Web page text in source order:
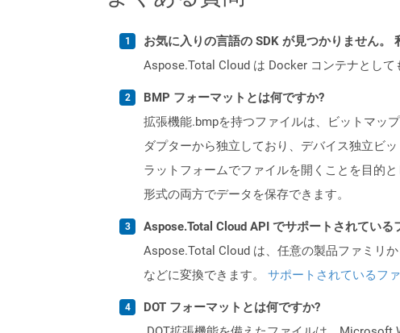
お気に入りの言語の SDK が見つかりません。
Aspose.Total Cloud は Docker コンテナとして
BMP フォーマットとは何ですか?
拡張機能.bmpを持つファイルは、ビットマッ
ダプターから独立しており、デバイス独立ビ
ラットフォームでファイルを開くことを目的
形式の両方でデータを保存できます。
Aspose.Total Cloud API でサポートされている
Aspose.Total Cloud は、任意の製品ファミリ
などに変換できます。 サポートされているフ
DOT フォーマットとは何ですか?